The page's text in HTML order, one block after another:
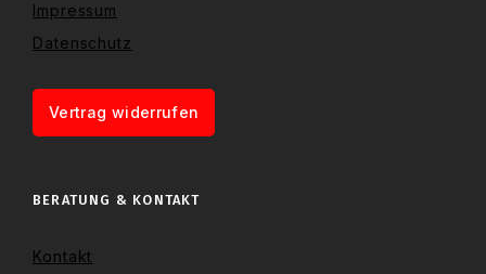
Impressum
Datenschutz
Vertrag widerrufen
BERATUNG & KONTAKT
Kontakt